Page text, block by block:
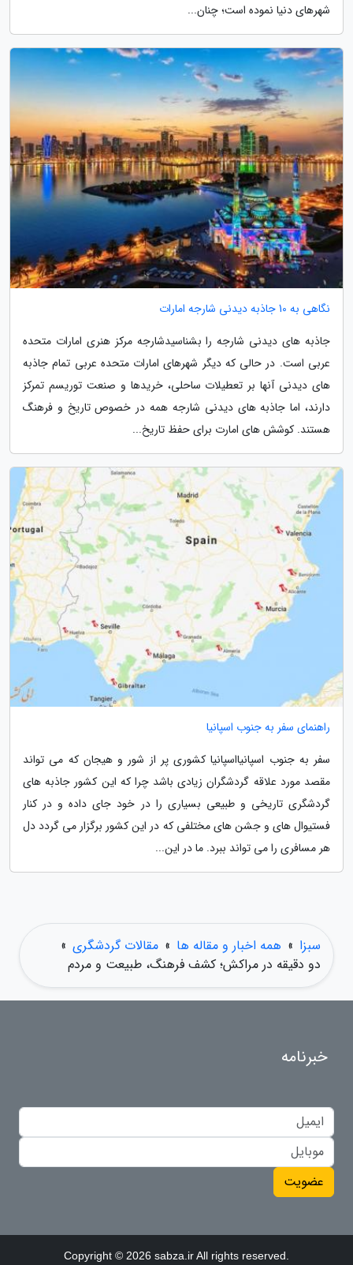
شهرهای دنیا نموده است؛ چنان...
نگاهی به 10 جاذبه دیدنی شارجه امارات
جاذبه های دیدنی شارجه را بشناسیدشارجه مرکز هنری امارات متحده
عربی است. در حالی که دیگر شهرهای امارات متحده عربی تمام جاذبه
های دیدنی آنها بر تعطیلات ساحلی، خریدها و صنعت توریسم تمرکز
دارند، اما جاذبه های دیدنی شارجه همه در خصوص تاریخ و فرهنگ
هستند. کوشش های امارت برای حفظ تاریخ...
راهنمای سفر به جنوب اسپانیا
سفر به جنوب اسپانیااسپانیا کشوری پر از شور و هیجان که می تواند
مقصد مورد علاقه گردشگران زیادی باشد چرا که این کشور جاذبه های
گردشگری تاریخی و طبیعی بسیاری را در خود جای داده و در کنار
فستیوال های و جشن های مختلفی که در این کشور برگزار می گردد دل
هر مسافری را می تواند ببرد. ما در این...
سبزا » همه اخبار و مقاله ها » مقالات گردشگری »
دو دقیقه در مراکش؛ کشف فرهنگ، طبیعت و مردم
خبرنامه
عضویت
Copyright © 2026 sabza.ir All rights reserved.